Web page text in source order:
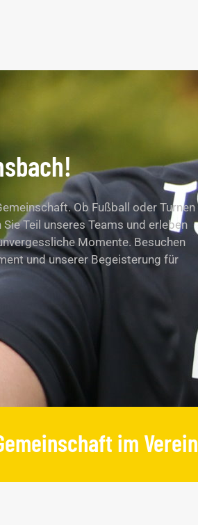
Ob Fußball oder Turnen
Teil unseres Teams und erleben
Momente. Besuchen
und unserer Begeisterung für
im Verein